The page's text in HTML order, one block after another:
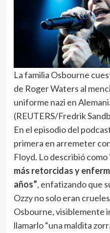
La familia Osbourne
de Roger Waters al
uniforme nazi en
(REUTERS/Fredrik
En el episodio del
primera en arremeter
Floyd. Lo describió como
más retorcidas y
años”, enfatizando que
Ozzy no solo eran
Osbourne, visiblemente
llamarlo “una maldita